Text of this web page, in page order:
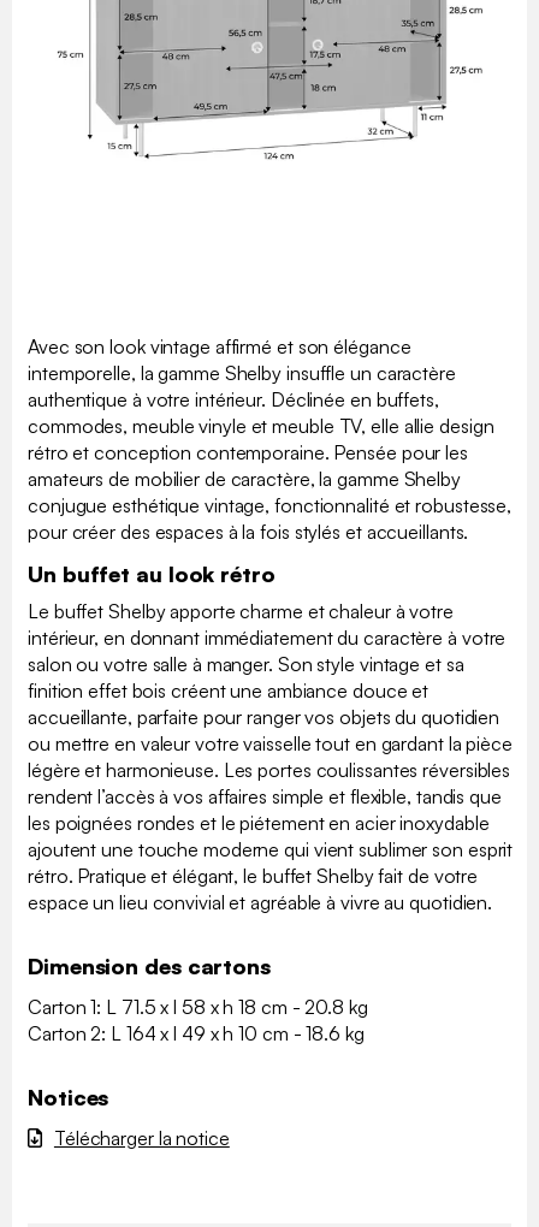
Avec son look vintage affirmé et son élégance
intemporelle, la gamme Shelby insuffle un caractère
authentique à votre intérieur. Déclinée en buffets,
commodes, meuble vinyle et meuble TV, elle allie design
rétro et conception contemporaine. Pensée pour les
amateurs de mobilier de caractère, la gamme Shelby
conjugue esthétique vintage, fonctionnalité et robustesse,
pour créer des espaces à la fois stylés et accueillants.
Un buffet au look rétro
Le buffet Shelby apporte charme et chaleur à votre
intérieur, en donnant immédiatement du caractère à votre
salon ou votre salle à manger. Son style vintage et sa
finition effet bois créent une ambiance douce et
accueillante, parfaite pour ranger vos objets du quotidien
ou mettre en valeur votre vaisselle tout en gardant la pièce
légère et harmonieuse. Les portes coulissantes réversibles
rendent l’accès à vos affaires simple et flexible, tandis que
les poignées rondes et le piétement en acier inoxydable
ajoutent une touche moderne qui vient sublimer son esprit
rétro. Pratique et élégant, le buffet Shelby fait de votre
espace un lieu convivial et agréable à vivre au quotidien.
Dimension des cartons
Carton 1: L 71.5 x l 58 x h 18 cm - 20.8 kg
Carton 2: L 164 x l 49 x h 10 cm - 18.6 kg
Notices
Télécharger la notice